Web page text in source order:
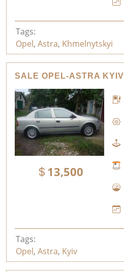
Tags:
Opel, Astra, Khmelnytskyi
SALE OPEL-ASTRA KYIV
13,500
Tags:
Opel, Astra, Kyiv